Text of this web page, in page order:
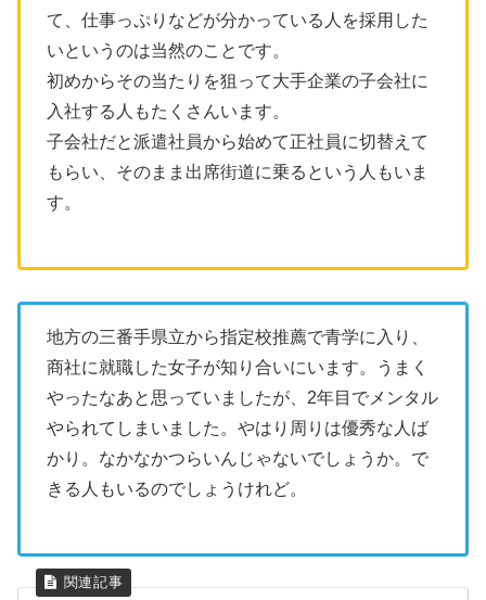
て、仕事っぷりなどが分かっている人を採用した
いというのは当然のことです。
初めからその当たりを狙って大手企業の子会社に
入社する人もたくさんいます。
子会社だと派遣社員から始めて正社員に切替えて
もらい、そのまま出席街道に乗るという人もいま
す。
地方の三番手県立から指定校推薦で青学に入り、
商社に就職した女子が知り合いにいます。うまく
やったなあと思っていましたが、2年目でメンタル
やられてしまいました。やはり周りは優秀な人ば
かり。なかなかつらいんじゃないでしょうか。で
きる人もいるのでしょうけれど。